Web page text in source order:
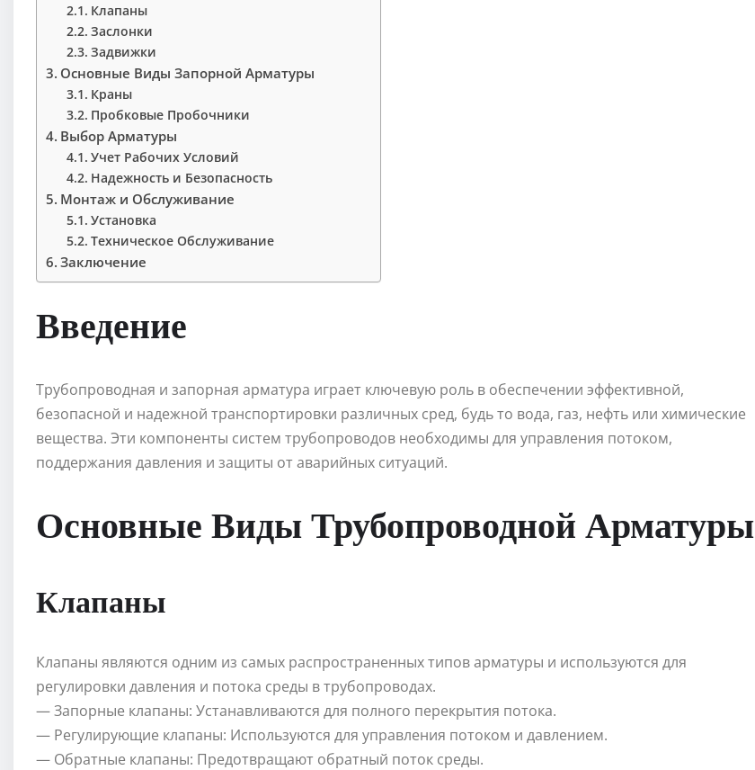
Клапаны
Заслонки
Задвижки
Основные Виды Запорной Арматуры
Краны
Пробковые Пробочники
Выбор Арматуры
Учет Рабочих Условий
Надежность и Безопасность
Монтаж и Обслуживание
Установка
Техническое Обслуживание
Заключение
Введение
Трубопроводная и запорная арматура играет ключевую роль в обеспечении эффективной,
безопасной и надежной транспортировки различных сред, будь то вода, газ, нефть или химические
вещества. Эти компоненты систем трубопроводов необходимы для управления потоком,
поддержания давления и защиты от аварийных ситуаций.
Основные Виды Трубопроводной Арматуры
Клапаны
Клапаны являются одним из самых распространенных типов арматуры и используются для
регулировки давления и потока среды в трубопроводах.
— Запорные клапаны: Устанавливаются для полного перекрытия потока.
— Регулирующие клапаны: Используются для управления потоком и давлением.
— Обратные клапаны: Предотвращают обратный поток среды.